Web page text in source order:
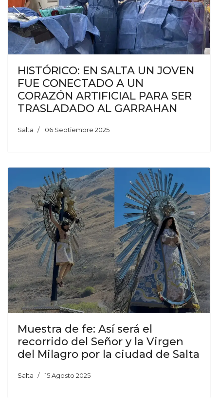
HISTÓRICO: EN SALTA UN JOVEN
FUE CONECTADO A UN
CORAZÓN ARTIFICIAL PARA SER
TRASLADADO AL GARRAHAN
Salta 06 Septiembre 2025
Muestra de fe: Así será el
recorrido del Señor y la Virgen
del Milagro por la ciudad de Salta
Salta 15 Agosto 2025